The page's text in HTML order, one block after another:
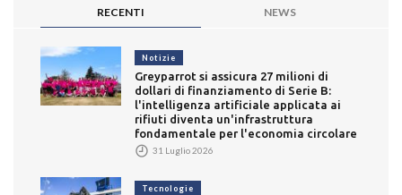
RECENTI NEWS
Notizie
Greyparrot si assicura 27 milioni di
dollari di finanziamento di Serie B:
l'intelligenza artificiale applicata ai
rifiuti diventa un'infrastruttura
fondamentale per l'economia circolare
31 Luglio 2026
Tecnologie